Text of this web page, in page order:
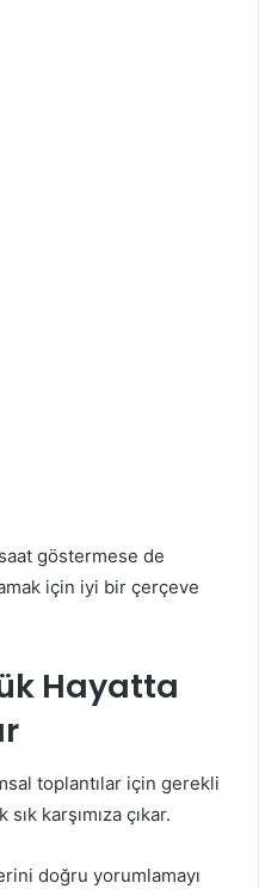
göstermese de
için iyi bir çerçeve
Hayatta
toplantılar için gerekli
karşımıza çıkar.
doğru yorumlamayı